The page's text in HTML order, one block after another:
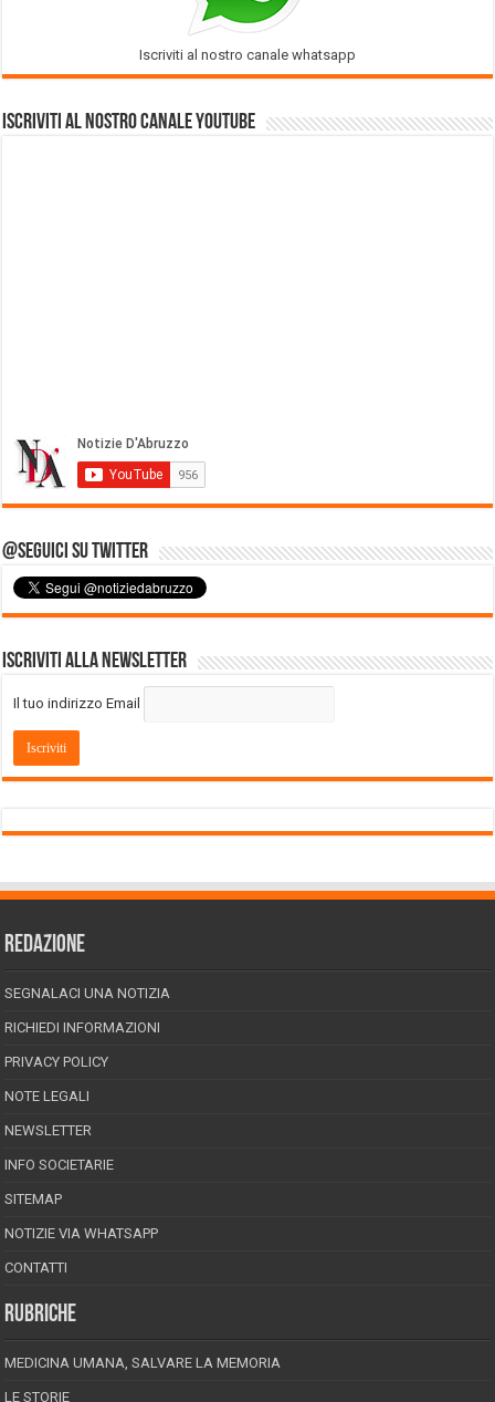
Iscriviti al nostro canale whatsapp
Iscriviti al nostro Canale Youtube
@Seguici su Twitter
Iscriviti alla Newsletter
Il tuo indirizzo Email
REDAZIONE
SEGNALACI UNA NOTIZIA
RICHIEDI INFORMAZIONI
PRIVACY POLICY
NOTE LEGALI
NEWSLETTER
INFO SOCIETARIE
SITEMAP
NOTIZIE VIA WHATSAPP
CONTATTI
RUBRICHE
MEDICINA UMANA, SALVARE LA MEMORIA
LE STORIE